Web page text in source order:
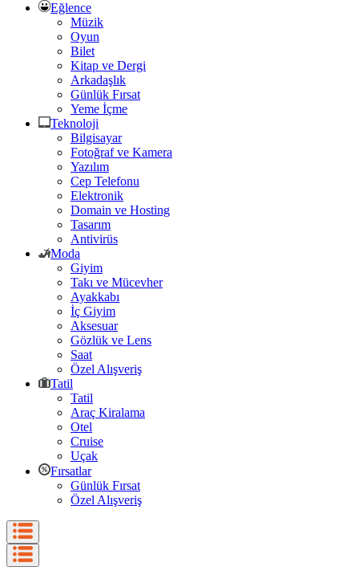
Eğlence
Müzik
Oyun
Bilet
Kitap ve Dergi
Arkadaşlık
Günlük Fırsat
Yeme İçme
Teknoloji
Bilgisayar
Fotoğraf ve Kamera
Yazılım
Cep Telefonu
Elektronik
Domain ve Hosting
Tasarım
Antivirüs
Moda
Giyim
Takı ve Mücevher
Ayakkabı
İç Giyim
Aksesuar
Gözlük ve Lens
Saat
Özel Alışveriş
Tatil
Tatil
Araç Kiralama
Otel
Cruise
Uçak
Fırsatlar
Günlük Fırsat
Özel Alışveriş